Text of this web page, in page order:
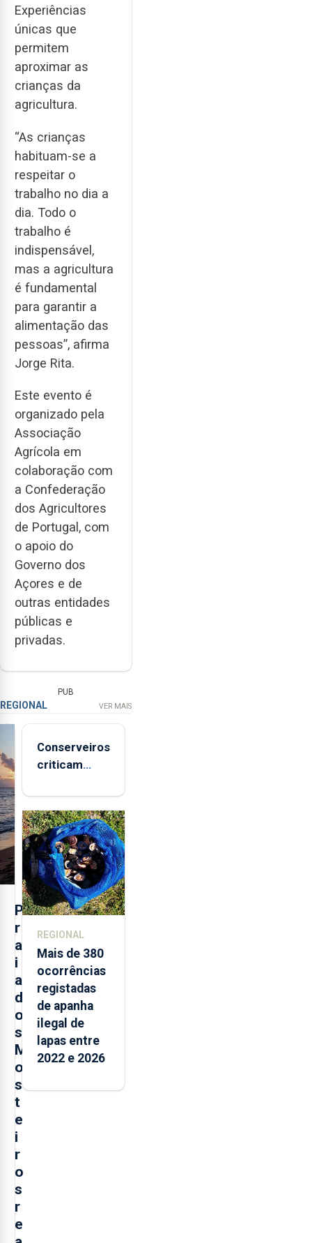
Experiências
únicas que
permitem
aproximar as
crianças da
agricultura.
“As crianças
habituam-se a
respeitar o
trabalho no dia a
dia. Todo o
trabalho é
indispensável,
mas a agricultura
é fundamental
para garantir a
alimentação das
pessoas”, afirma
Jorge Rita.
Este evento é
organizado pela
Associação
Agrícola em
colaboração com
a Confederação
dos Agricultores
de Portugal, com
o apoio do
Governo dos
Açores e de
outras entidades
públicas e
privadas.
PUB
REGIONAL VER MAIS
P
r
a
i
a
d
o
s
M
o
s
t
e
i
r
o
s
r
e
Conserveiros
criticam
brancas com
selo Marca
Açores
REGIONAL
Mais de 380
ocorrências
registadas
de apanha
ilegal de
lapas entre
2022 e 2026